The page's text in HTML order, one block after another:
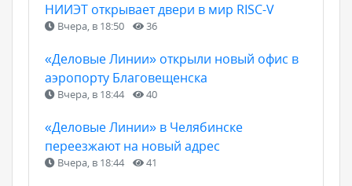
НИИЭТ открывает двери в мир RISC-V
Вчера, в 18:50 36
«Деловые Линии» открыли новый офис в
аэропорту Благовещенска
Вчера, в 18:44 40
«Деловые Линии» в Челябинске
переезжают на новый адрес
Вчера, в 18:44 41